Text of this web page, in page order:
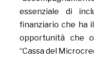
essenziale di
finanziario che ha
opportunità che
“Cassa del